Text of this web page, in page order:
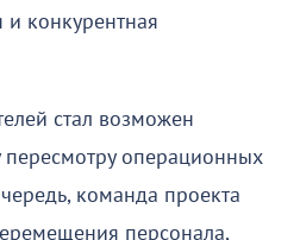
конкурентная
стал возможен
пересмотру операционных
команда проекта
персонала,